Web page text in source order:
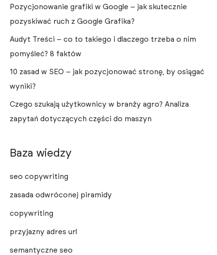
Pozycjonowanie grafiki w Google – jak skutecznie
pozyskiwać ruch z Google Grafika?
Audyt Treści – co to takiego i dlaczego trzeba o nim
pomyśleć? 8 faktów
10 zasad w SEO – jak pozycjonować stronę, by osiągać
wyniki?
Czego szukają użytkownicy w branży agro? Analiza
zapytań dotyczących części do maszyn
Baza wiedzy
seo copywriting
zasada odwróconej piramidy
copywriting
przyjazny adres url
semantyczne seo